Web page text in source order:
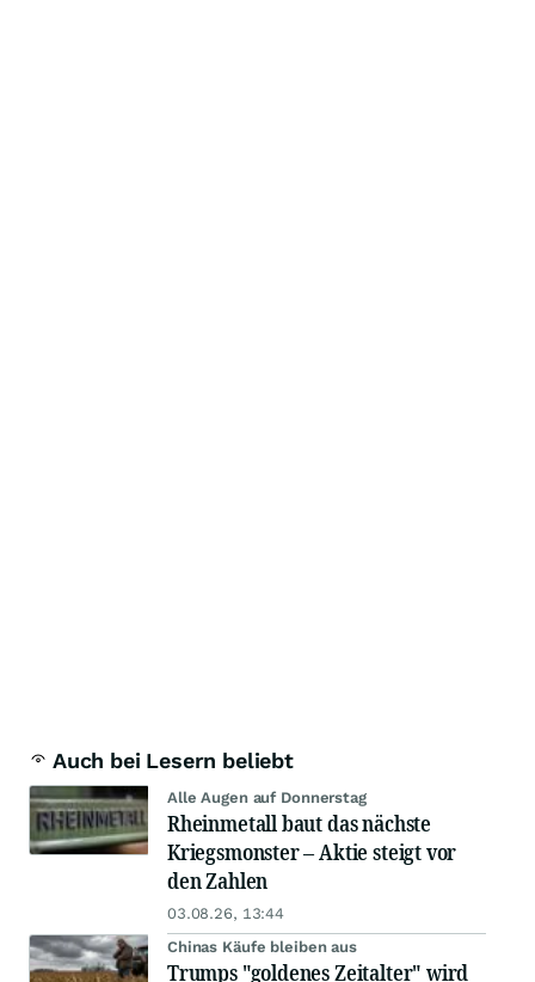
Auch bei Lesern beliebt
Alle Augen auf Donnerstag
Rheinmetall baut das nächste
Kriegsmonster – Aktie steigt vor
den Zahlen
03.08.26, 13:44
Chinas Käufe bleiben aus
Trumps "goldenes Zeitalter" wird